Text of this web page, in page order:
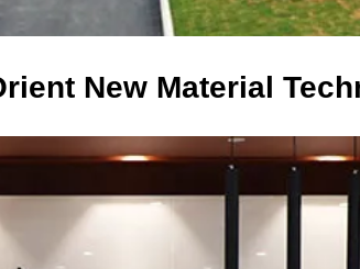
New Material